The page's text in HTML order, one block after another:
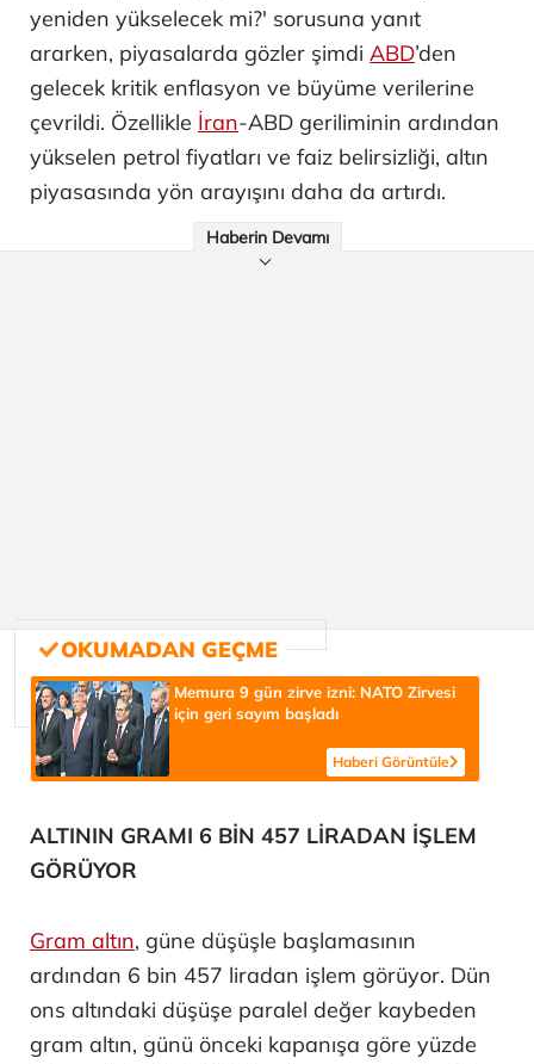
yeniden yükselecek mi?' sorusuna yanıt
ararken, piyasalarda gözler şimdi ABD’den
gelecek kritik enflasyon ve büyüme verilerine
çevrildi. Özellikle İran-ABD geriliminin ardından
yükselen petrol fiyatları ve faiz belirsizliği, altın
piyasasında yön arayışını daha da artırdı.
Haberin Devamı
Memura 9 gün zirve izni: NATO Zirvesi
için geri sayım başladı
Haberi Görüntüle
ALTININ GRAMI 6 BİN 457 LİRADAN İŞLEM
GÖRÜYOR
Gram altın, güne düşüşle başlamasının
ardından 6 bin 457 liradan işlem görüyor. Dün
ons altındaki düşüşe paralel değer kaybeden
gram altın, günü önceki kapanışa göre yüzde